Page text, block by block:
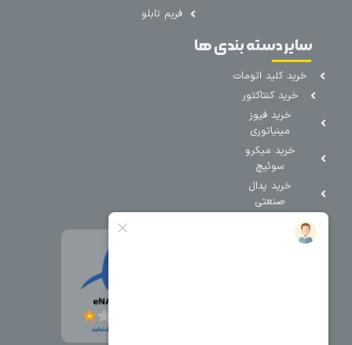
فریم تابلو
سایر دسته بندی ها
خرید کلید اتومات
خرید کنتاکتور
خرید فیوز
مینیاتوری
خرید میکرو
سوئیچ
خرید پدال
صنعتی